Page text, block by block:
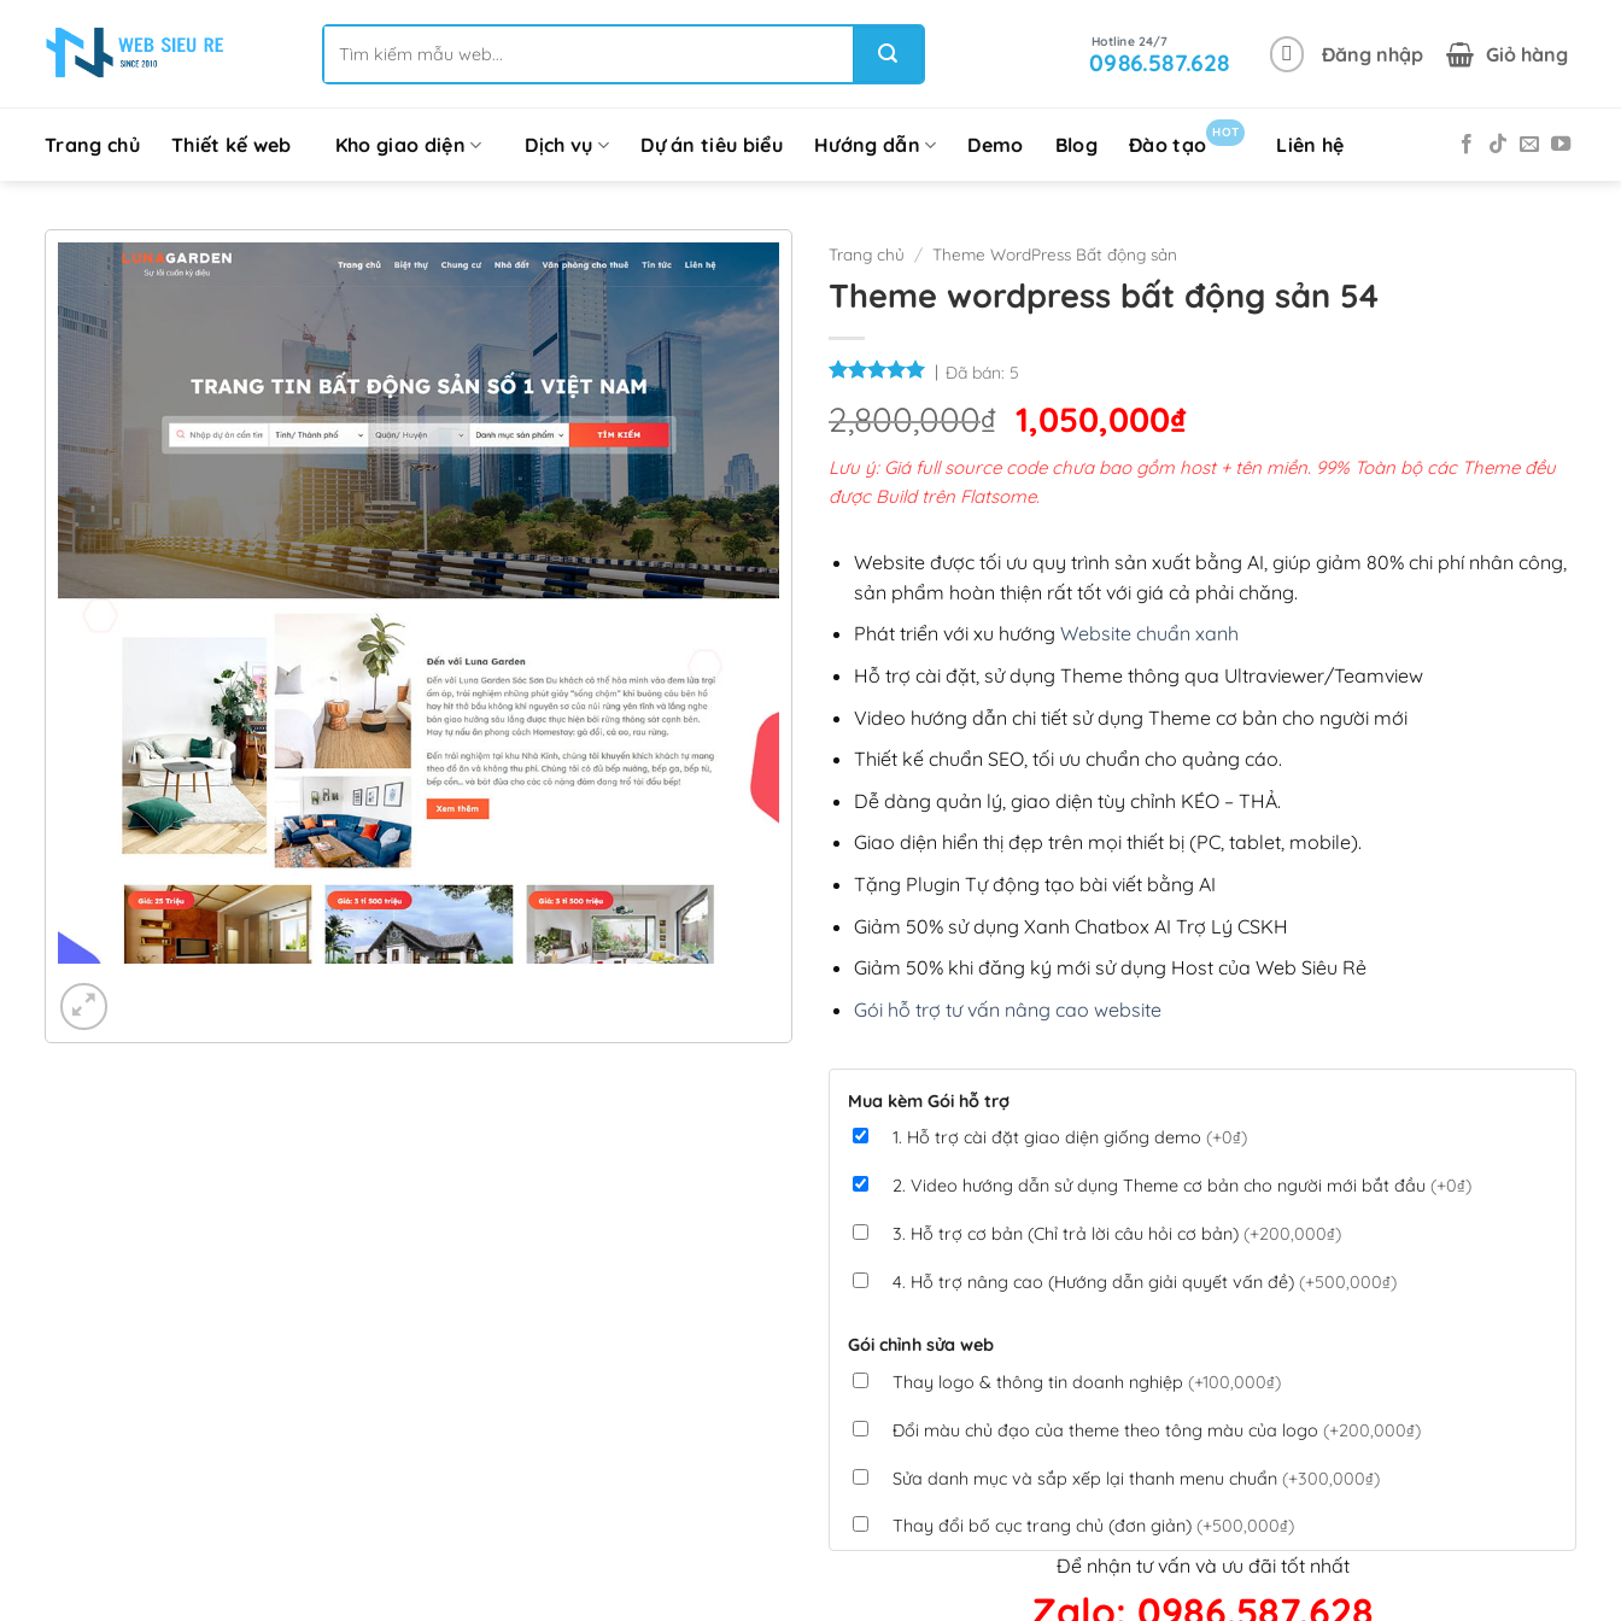
kiếm:
0986.587.628 Đăng nhập Giỏ hàng
Trang chủ Thiết kế web Kho giao diện Dịch vụ Dự án tiêu biểu Hướng dẫn Demo Blog Đào tạo
HOT
Liên hệ
Trang chủ / Theme WordPress Bất động sản
Theme wordpress bất động sản 54
Đã bán: 5
2,800,000₫ Giá
gốc
là:
1,050,000₫Giá
hiện
tại
1,050,000₫.
Lưu ý: Giá full source code chưa bao gồm host + tên miền. 99% Toàn bộ các Theme đều
được Build trên Flatsome.
Website được tối ưu quy trình sản xuất bằng AI, giúp giảm 80% chi phí nhân công,
sản phẩm hoàn thiện rất tốt với giá cả phải chăng.
Phát triển với xu hướng Website chuẩn xanh
Hỗ trợ cài đặt, sử dụng Theme thông qua Ultraviewer/Teamview
Video hướng dẫn chi tiết sử dụng Theme cơ bản cho người mới
Thiết kế chuẩn SEO, tối ưu chuẩn cho quảng cáo.
Dễ dàng quản lý, giao diện tùy chỉnh KÉO – THẢ.
Giao diện hiển thị đẹp trên mọi thiết bị (PC, tablet, mobile).
Tặng Plugin Tự động tạo bài viết bằng AI
Giảm 50% sử dụng Xanh Chatbox AI Trợ Lý CSKH
Giảm 50% khi đăng ký mới sử dụng Host của Web Siêu Rẻ
Gói hỗ trợ tư vấn nâng cao website
Mua kèm Gói hỗ trợ
1. Hỗ trợ cài đặt giao diện giống demo (+0₫)
2. Video hướng dẫn sử dụng Theme cơ bản cho người mới bắt đầu (+0₫)
3. Hỗ trợ cơ bản (Chỉ trả lời câu hỏi cơ bản) (+200,000₫)
4. Hỗ trợ nâng cao (Hướng dẫn giải quyết vấn đề) (+500,000₫)
Gói chỉnh sửa web
Thay logo & thông tin doanh nghiệp (+100,000₫)
Đổi màu chủ đạo của theme theo tông màu của logo (+200,000₫)
Sửa danh mục và sắp xếp lại thanh menu chuẩn (+300,000₫)
Thay đổi bố cục trang chủ (đơn giản) (+500,000₫)
Tích hợp thanh toán QR Code ngân hàng(+100,000₫)
Để nhận tư vấn và ưu đãi tốt nhất
Zalo: 0986.587.628